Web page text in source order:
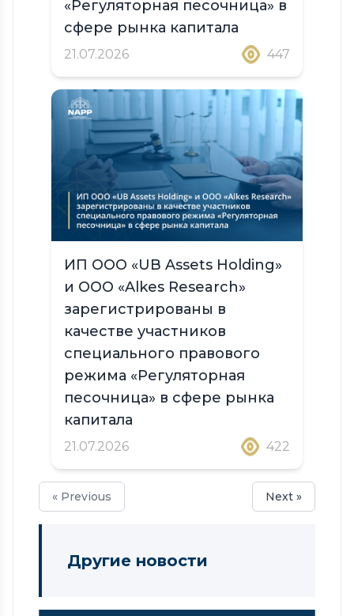
«Регуляторная песочница» в
сфере рынка капитала
21.07.2026 447
ИП OOO «UB Assets Holding»
и ООО «Alkes Research»
зарегистрированы в
качестве участников
специального правового
режима «Регуляторная
песочница» в сфере рынка
капитала
21.07.2026 422
« Previous Next »
Другие новости